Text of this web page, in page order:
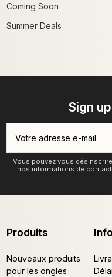
Coming Soon
Summer Deals
Sign
Vous pouvez vous
nos informations de
Produits
Nouveaux produits
pour les ongles